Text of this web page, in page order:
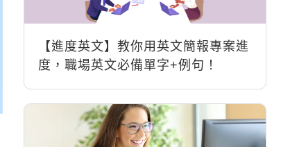
【進度英文】教你用英文簡報專案進
度，職場英文必備單字+例句！